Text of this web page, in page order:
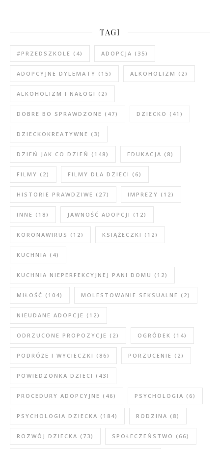
TAGI
#PRZEDSZKOLE (4) ADOPCJA (35)
ADOPCYJNE DYLEMATY (15) ALKOHOLIZM (2)
ALKOHOLIZM I NAŁOGI (2)
DOBRE BO SPRAWDZONE (47) DZIECKO (41)
DZIECKOKREATYWNE (3)
DZIEŃ JAK CO DZIEŃ (148) EDUKACJA (8)
FILMY (2) FILMY DLA DZIECI (6)
HISTORIE PRAWDZIWE (27) IMPREZY (12)
INNE (18) JAWNOŚĆ ADOPCJI (12)
KORONAWIRUS (12) KSIĄŻECZKI (12)
KUCHNIA (4)
KUCHNIA NIEPERFEKCYJNEJ PANI DOMU (12)
MIŁOŚĆ (104) MOLESTOWANIE SEKSUALNE (2)
NIEUDANE ADOPCJE (12)
ODRZUCONE PROPOZYCJE (2) OGRÓDEK (14)
PODRÓŻE I WYCIECZKI (86) PORZUCENIE (2)
POWIEDZONKA DZIECI (43)
PROCEDURY ADOPCYJNE (46) PSYCHOLOGIA (6)
PSYCHOLOGIA DZIECKA (184) RODZINA (8)
ROZWÓJ DZIECKA (73) SPOŁECZEŃSTWO (66)